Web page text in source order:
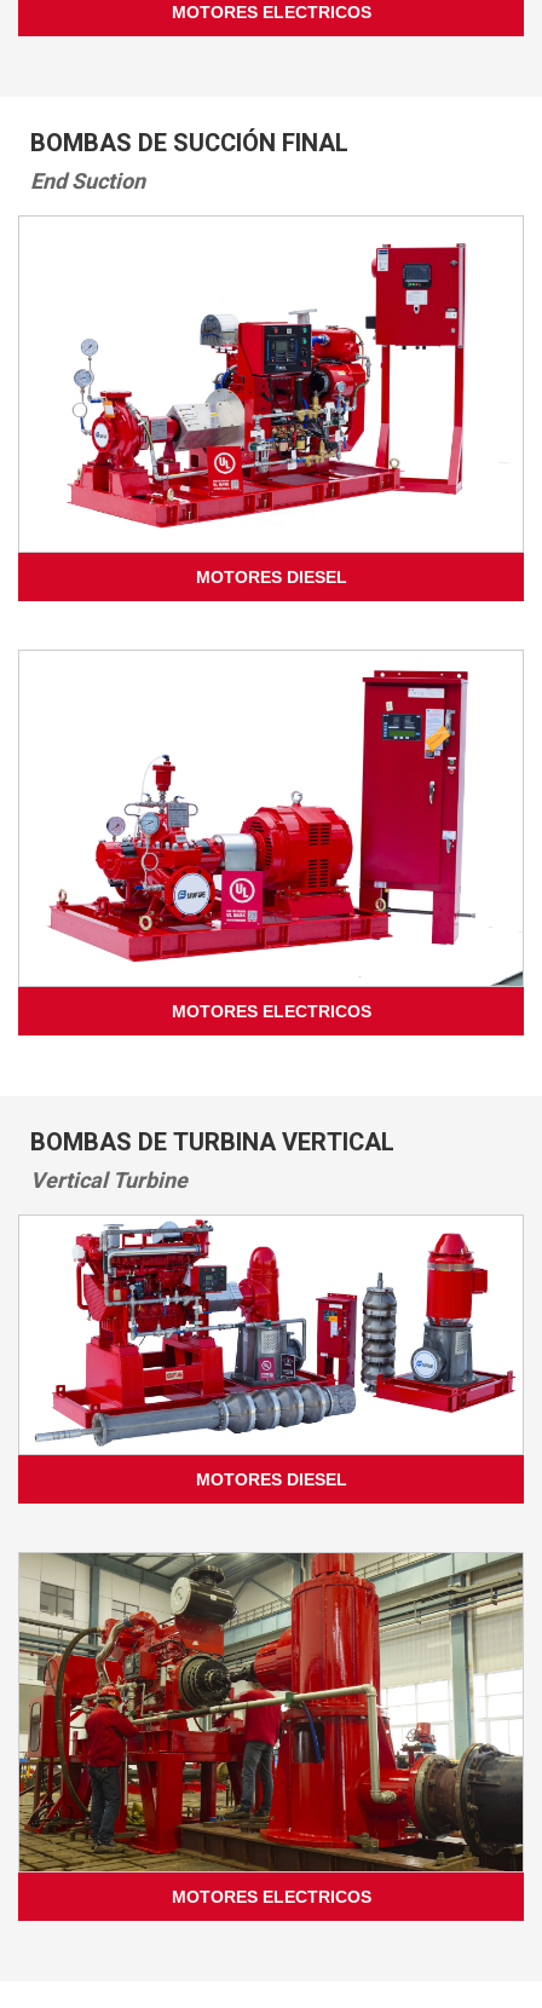
MOTORES ELECTRICOS
BOMBAS DE SUCCIÓN FINAL
End Suction
MOTORES DIESEL
MOTORES ELECTRICOS
BOMBAS DE TURBINA VERTICAL
Vertical Turbine
MOTORES DIESEL
MOTORES ELECTRICOS